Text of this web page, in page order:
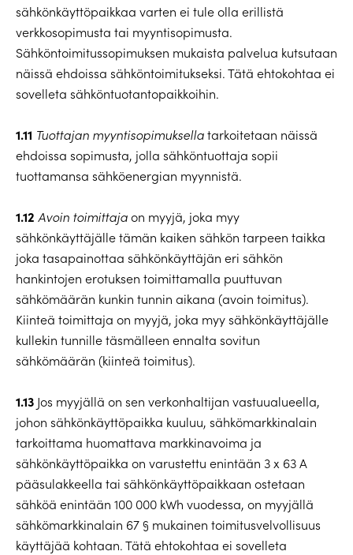
sähkönkäyttöpaikkaa varten ei tule olla erillistä
verkkosopimusta tai myyntisopimusta.
Sähköntoimitussopimuksen mukaista palvelua kutsutaan
näissä ehdoissa sähköntoimitukseksi. Tätä ehtokohtaa ei
sovelleta sähköntuotantopaikkoihin.
1.11 Tuottajan myyntisopimuksellatarkoitetaan näissä
ehdoissa sopimusta, jolla sähköntuottaja sopii
tuottamansa sähköenergian myynnistä.
1.12 Avoin toimittajaon myyjä, joka myy
sähkönkäyttäjälle tämän kaiken sähkön tarpeen taikka
joka tasapainottaa sähkönkäyttäjän eri sähkön
hankintojen erotuksen toimittamalla puuttuvan
sähkömäärän kunkin tunnin aikana (avoin toimitus).
Kiinteä toimittaja on myyjä, joka myy sähkönkäyttäjälle
kullekin tunnille täsmälleen ennalta sovitun
sähkömäärän (kiinteä toimitus).
1.13 Jos myyjällä on sen verkonhaltijan vastuualueella,
johon sähkönkäyttöpaikka kuuluu, sähkömarkkinalain
tarkoittama huomattava markkinavoima ja
sähkönkäyttöpaikka on varustettu enintään 3 x 63 A
pääsulakkeella tai sähkönkäyttöpaikkaan ostetaan
sähköä enintään 100 000 kWh vuodessa, on myyjällä
sähkömarkkinalain 67 § mukainen toimitusvelvollisuus
käyttäjää kohtaan. Tätä ehtokohtaa ei sovelleta